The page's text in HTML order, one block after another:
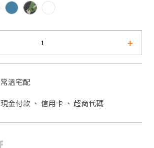
常溫宅配
現金付款 、 信用卡 、 超商代碼